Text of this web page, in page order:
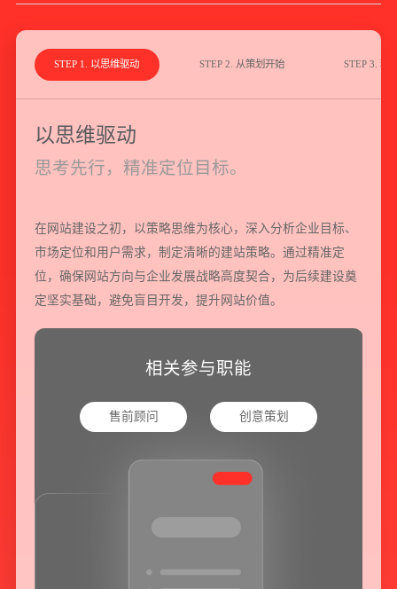
STEP 1. 以思维驱动 STEP 2. 从策划开始 STEP 3. 精
以思维驱动
思考先行，精准定位目标。
在网站建设之初，以策略思维为核心，深入分析企业目标、
市场定位和用户需求，制定清晰的建站策略。通过精准定
位，确保网站方向与企业发展战略高度契合，为后续建设奠
定坚实基础，避免盲目开发，提升网站价值。
相关参与职能
售前顾问 创意策划